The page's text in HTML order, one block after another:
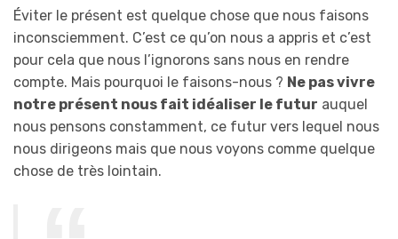
Éviter le présent est quelque chose que nous faisons
inconsciemment. C’est ce qu’on nous a appris et c’est
pour cela que nous l’ignorons sans nous en rendre
compte. Mais pourquoi le faisons-nous ? Ne pas vivre
notre présent nous fait idéaliser le futur auquel
nous pensons constamment, ce futur vers lequel nous
nous dirigeons mais que nous voyons comme quelque
chose de très lointain.